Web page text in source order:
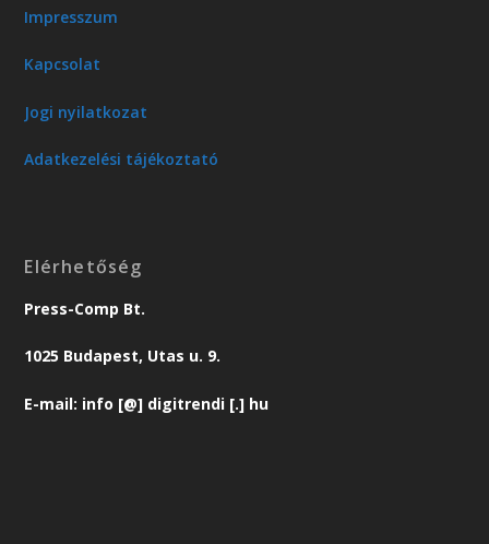
Impresszum
Kapcsolat
Jogi nyilatkozat
Adatkezelési tájékoztató
Elérhetőség
Press-Comp Bt.
1025 Budapest, Utas u. 9.
E-mail: info [@] digitrendi [.] hu